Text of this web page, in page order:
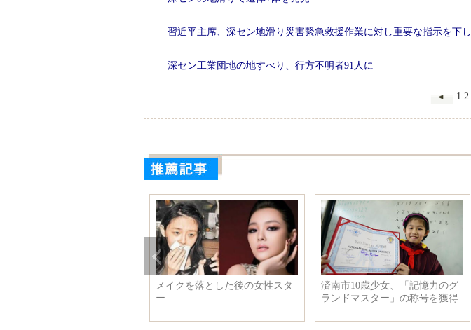
習近平主席、深セン地滑り災害緊急救援作業に対し重要な指示を下し
深セン工業団地の地すべり、行方不明者91人に
1 2
済南市10歳少女、「記憶力のグ
ランドマスター」の称号を獲得
中国の人工衛星地上ステーショ
ンで暗黒物質探査衛星「悟空」